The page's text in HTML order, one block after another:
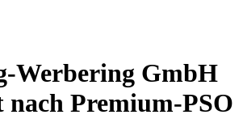
Werbering GmbH
Premium-PSO